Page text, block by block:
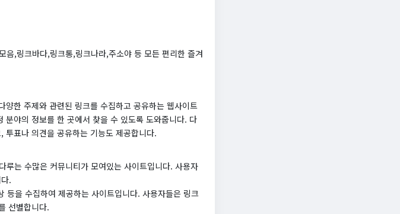
,링크바다,링크통,링크나라,주소야 등 모든 편리한 즐겨
주제와 관련된 링크를 수집하고 공유하는 웹사이트
야의 정보를 한 곳에서 찾을 수 있도록 도와줍니다. 다
표나 의견을 공유하는 기능도 제공합니다.
수많은 커뮤니티가 모여있는 사이트입니다. 사용자
.
을 수집하여 제공하는 사이트입니다. 사용자들은 링크
선별합니다.